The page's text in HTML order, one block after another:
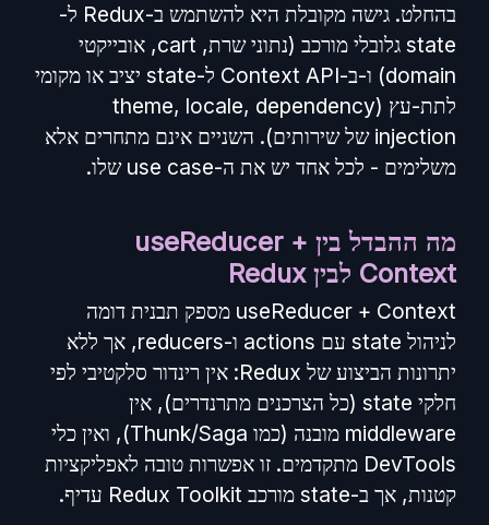
בהחלט. גישה מקובלת היא להשתמש ב-Redux ל-
state גלובלי מורכב (נתוני שרת, cart, אובייקטי
domain) ו-ב-Context API ל-state יציב או מקומי
לתת-עץ (theme, locale, dependency
injection של שירותים). השניים אינם מתחרים אלא
משלימים - לכל אחד יש את ה-use case שלו.
מה ההבדל בין useReducer +
Context לבין Redux
useReducer + Context מספק תבנית דומה
לניהול state עם actions ו-reducers, אך ללא
יתרונות הביצוע של Redux: אין רינדור סלקטיבי לפי
חלקי state (כל הצרכנים מתרנדרים), אין
middleware מובנה (כמו Thunk/Saga), ואין כלי
DevTools מתקדמים. זו אפשרות טובה לאפליקציות
קטנות, אך ב-state מורכב Redux Toolkit עדיף.